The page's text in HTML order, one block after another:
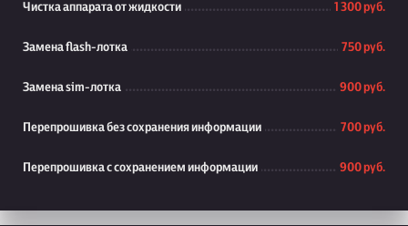
Чистка аппарата от жидкости 1 300 руб.
Замена flash-лотка 750 руб.
Замена sim-лотка 900 руб.
Перепрошивка без сохранения информации 700 руб.
Перепрошивка с сохранением информации 900 руб.